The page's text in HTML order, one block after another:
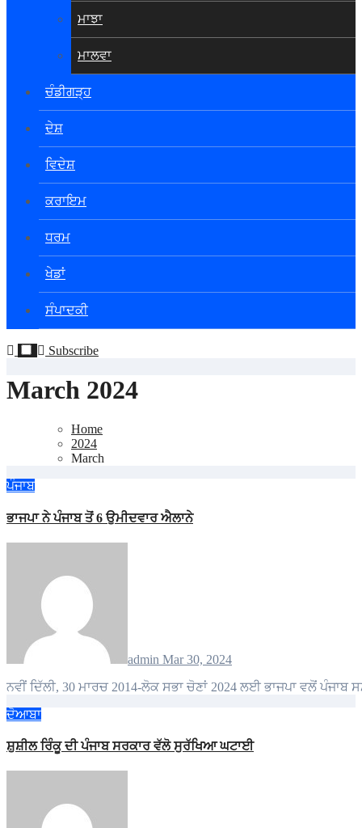
ਮਾਝਾ
ਮਾਲਵਾ
ਚੰਡੀਗੜ੍ਹ
ਦੇਸ਼
ਵਿਦੇਸ਼
ਕਰਾਇਮ
ਧਰਮ
ਖੇਡਾਂ
ਸੰਪਾਦਕੀ
Subscribe
March 2024
Home
2024
March
ਪੰਜਾਬ
ਭਾਜਪਾ ਨੇ ਪੰਜਾਬ ਤੋਂ 6 ਉਮੀਦਵਾਰ ਐਲਾਨੇ
admin Mar 30, 2024
ਨਵੀਂ ਦਿੱਲੀ, 30 ਮਾਰਚ 2014-ਲੋਕ ਸਭਾ ਚੋਣਾਂ 2024 ਲਈ ਭਾਜਪਾ ਵਲੋਂ
ਦੋਆਬਾ
ਸ਼ੁਸ਼ੀਲ ਰਿੰਕੂ ਦੀ ਪੰਜਾਬ ਸਰਕਾਰ ਵੱਲੋ ਸੁਰੱਖਿਆ ਘਟਾਈ